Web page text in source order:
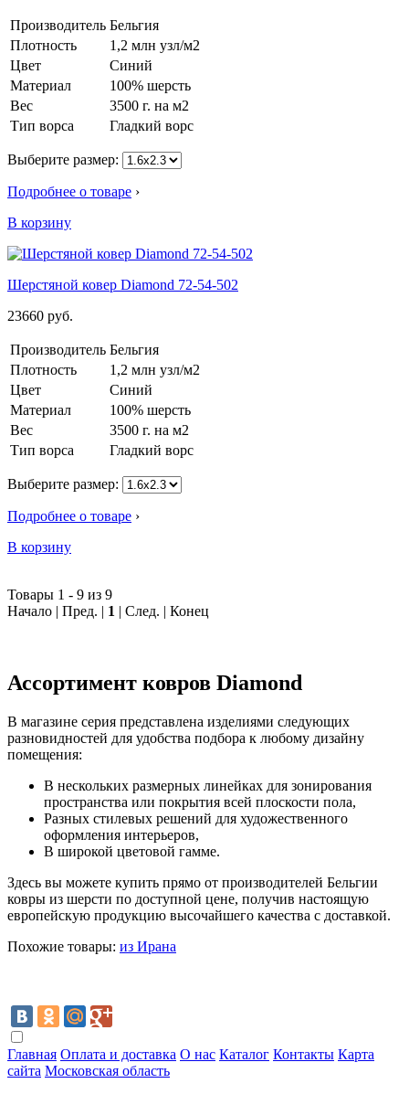
Производитель Бельгия
Плотность
1,2 млн узл/м2
Цвет
Синий
Материал
100% шерсть
Вес
3500 г. на м2
Тип ворса
Гладкий ворс
Выберите размер:
Подробнее о товаре ›
В корзину
Шерстяной ковер Diamond 72-54-502
23660 руб.
Производитель Бельгия
Плотность
1,2 млн узл/м2
Цвет
Синий
Материал
100% шерсть
Вес
3500 г. на м2
Тип ворса
Гладкий ворс
Выберите размер:
Подробнее о товаре ›
В корзину
Товары 1 - 9 из 9
Начало | Пред. | 1 | След. | Конец
Ассортимент ковров Diamond
В магазине серия представлена изделиями следующих
разновидностей для удобства подбора к любому дизайну
помещения:
В нескольких размерных линейках для зонирования
пространства или покрытия всей плоскости пола,
Разных стилевых решений для художественного
оформления интерьеров,
В широкой цветовой гамме.
Здесь вы можете купить прямо от производителей Бельгии
ковры из шерсти по доступной цене, получив настоящую
европейскую продукцию высочайшего качества с доставкой.
Похожие товары: из Ирана
Главная Оплата и доставка О нас Каталог Контакты Карта
сайта Московская область